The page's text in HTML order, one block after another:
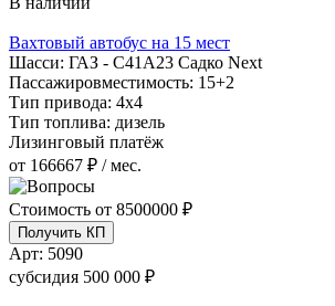
Вахтовый автобус на 15 мест
Шасси: ГАЗ - С41А23 Садко Next
Пассажировместимость: 15+2
Тип привода: 4х4
Тип топлива: дизель
Лизинговый платёж
от 166667 ₽ / мес.
Стоимость от 8500000 ₽
Получить КП
Арт: 5090
субсидия 500 000 ₽